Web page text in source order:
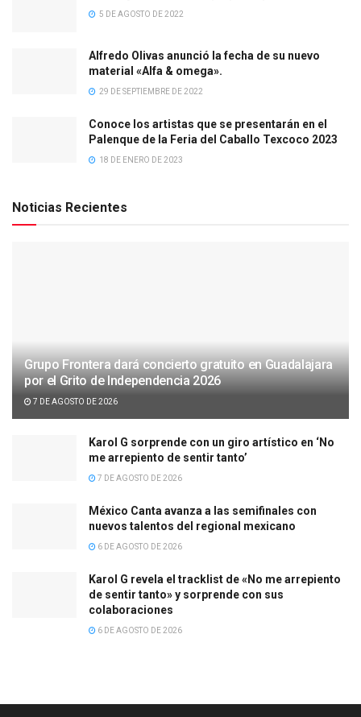
5 DE AGOSTO DE 2022
Alfredo Olivas anunció la fecha de su nuevo
material «Alfa & omega».
29 DE SEPTIEMBRE DE 2022
Conoce los artistas que se presentarán en el
Palenque de la Feria del Caballo Texcoco 2023
18 DE ENERO DE 2023
Noticias Recientes
Grupo Frontera dará concierto gratuito en Guadalajara
por el Grito de Independencia 2026
7 DE AGOSTO DE 2026
Karol G sorprende con un giro artístico en ‘No
me arrepiento de sentir tanto’
7 DE AGOSTO DE 2026
México Canta avanza a las semifinales con
nuevos talentos del regional mexicano
6 DE AGOSTO DE 2026
Karol G revela el tracklist de «No me arrepiento
de sentir tanto» y sorprende con sus
colaboraciones
6 DE AGOSTO DE 2026